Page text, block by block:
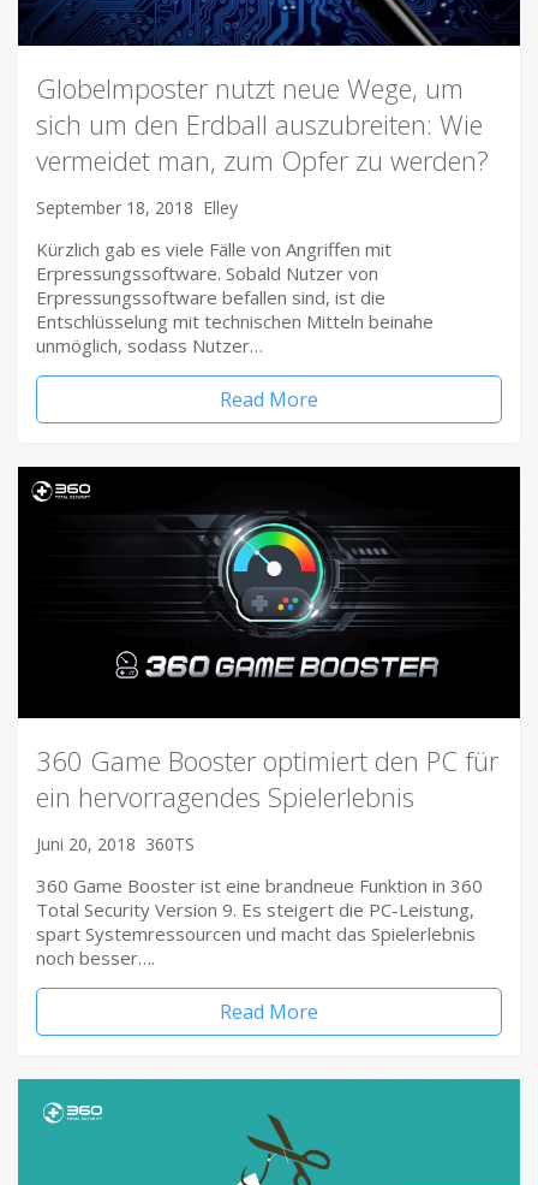
Globelmposter nutzt neue Wege, um
sich um den Erdball auszubreiten: Wie
vermeidet man, zum Opfer zu werden?
September 18, 2018 Elley
Kürzlich gab es viele Fälle von Angriffen mit
Erpressungssoftware. Sobald Nutzer von
Erpressungssoftware befallen sind, ist die
Entschlüsselung mit technischen Mitteln beinahe
unmöglich, sodass Nutzer…
Read More
360 Game Booster optimiert den PC für
ein hervorragendes Spielerlebnis
Juni 20, 2018 360TS
360 Game Booster ist eine brandneue Funktion in 360
Total Security Version 9. Es steigert die PC-Leistung,
spart Systemressourcen und macht das Spielerlebnis
noch besser….
Read More